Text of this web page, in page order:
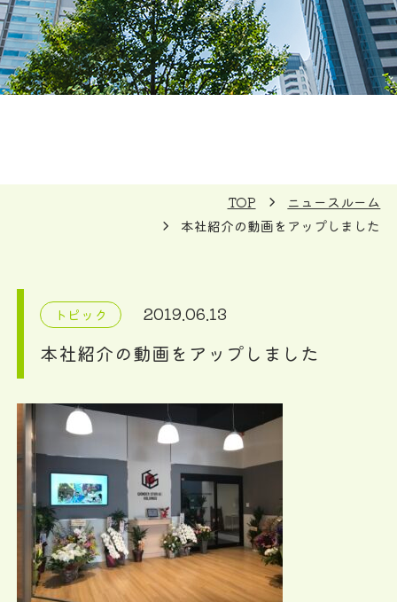
TOP
ニュースルーム
本社紹介の動画をアップしました
トピック 2019.06.13
本社紹介の動画をアップしました